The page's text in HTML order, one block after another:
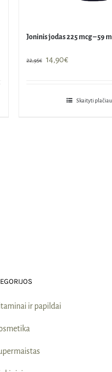
Joninis jodas 225 mcg – 59 ml
22,95€
Original
22,95€.
14,90€Current
14,90€.
Skaityti plačiau
ir papildai